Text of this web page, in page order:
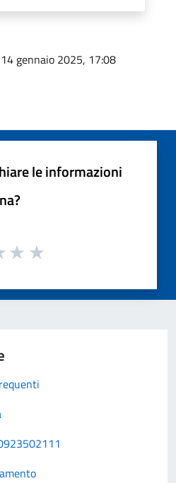
gennaio 2025, 17:08
le informazioni